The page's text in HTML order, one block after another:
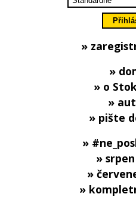
»
»
» o
»
» pište
»
»
»
»